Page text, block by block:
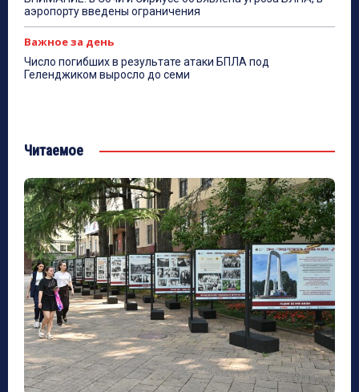
аэропорту введены ограничения
Важное за день
Число погибших в результате атаки БПЛА под
Геленджиком выросло до семи
Читаемое